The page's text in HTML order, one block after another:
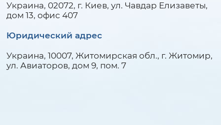
Украина, 02072, г. Киев, ул. Чавдар Елизаветы,
дом 13, офис 407
Юридический адрес
Украина, 10007, Житомирcкая обл., г. Житомир,
ул. Авиаторов, дом 9, пом. 7